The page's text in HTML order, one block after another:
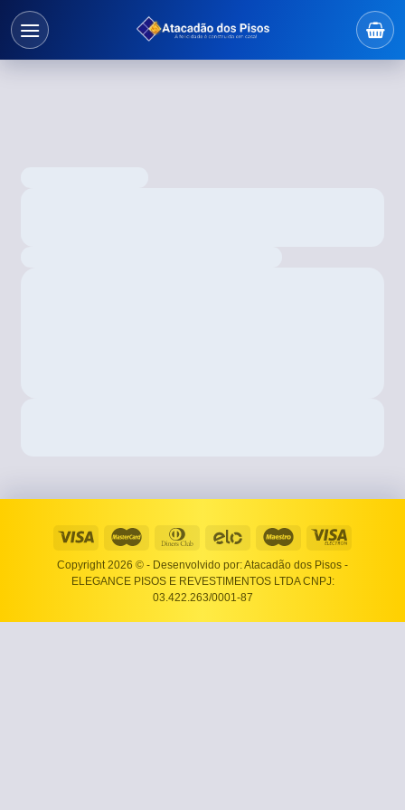
Copyright 2026 © - Desenvolvido por: Atacadão dos Pisos -
ELEGANCE PISOS E REVESTIMENTOS LTDA CNPJ:
03.422.263/0001-87